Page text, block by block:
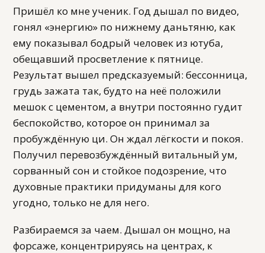
Пришёл ко мне ученик. Год дышал по видео,
гонял «энергию» по нижнему даньтяню, как
ему показывал бодрый человек из ютуба,
обещавший просветление к пятнице.
Результат вышел предсказуемый: бессонница,
грудь зажата так, будто на неё положили
мешок с цементом, а внутри постоянно гудит
беспокойство, которое он принимал за
пробуждённую ци. Он ждал лёгкости и покоя.
Получил перевозбуждённый витальный ум,
сорванный сон и стойкое подозрение, что
духовные практики придуманы для кого
угодно, только не для него.
Разбираемся за чаем. Дышал он мощно, на
форсаже, концентрируясь на центрах, к